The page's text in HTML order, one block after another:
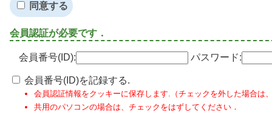
同意する
会員認証が必要です．
会員番号(ID): パスワード:
会員番号(ID)を記録する.
会員認証情報をクッキーに保存します.（チェックを外した場合は
共用のパソコンの場合は、チェックをはずしてください．